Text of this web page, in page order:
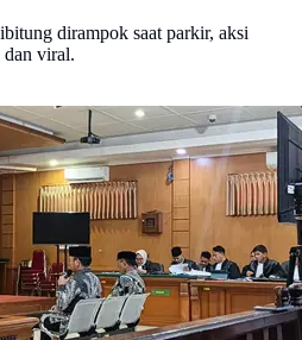
dirampok saat parkir, aksi
dan viral.